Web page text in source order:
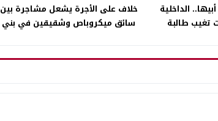
الداخلية
طالبة
خلاف على الأجرة يشعل مشاجرة بين
سائق ميكروباص وشقيقين في بني